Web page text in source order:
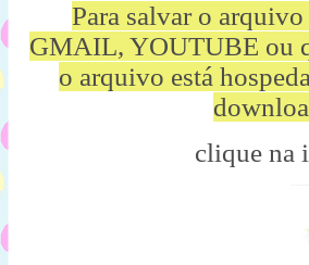
Para salvar o
GMAIL, YOUTUBE ou
o arquivo está
clique na